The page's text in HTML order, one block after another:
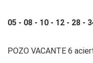
05 - 08 - 10 - 12 - 28 -
POZO VACANTE 6